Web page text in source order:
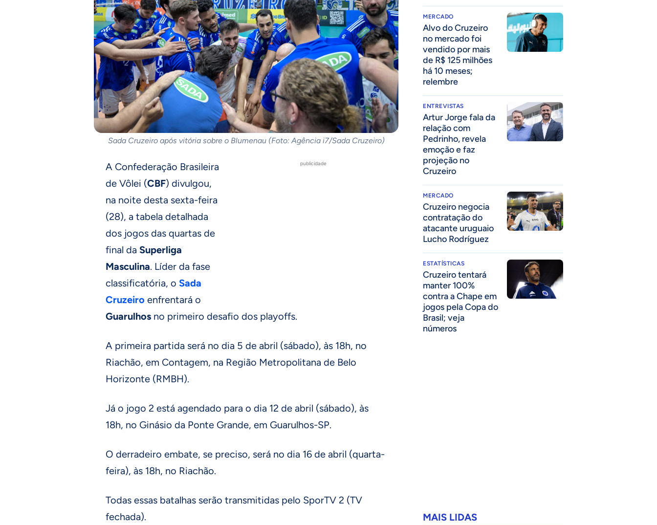
Sada Cruzeiro após vitória sobre o Blumenau (Foto: Agência i7/Sada Cruzeiro)
publicidade
A Confederação Brasileira
de Vôlei (CBF) divulgou,
na noite desta sexta-feira
(28), a tabela detalhada
dos jogos das quartas de
final da Superliga
Masculina. Líder da fase
classificatória, o Sada
Cruzeiro enfrentará o
Guarulhos no primeiro desafio dos playoffs.
A primeira partida será no dia 5 de abril (sábado), às 18h, no
Riachão, em Contagem, na Região Metropolitana de Belo
Horizonte (RMBH).
Já o jogo 2 está agendado para o dia 12 de abril (sábado), às
18h, no Ginásio da Ponte Grande, em Guarulhos-SP.
O derradeiro embate, se preciso, será no dia 16 de abril (quarta-
feira), às 18h, no Riachão.
Todas essas batalhas serão transmitidas pelo SporTV 2 (TV
fechada).
MERCADO
Alvo do Cruzeiro
no mercado foi
vendido por mais
de R$ 125 milhões
há 10 meses;
relembre
ENTREVISTAS
Artur Jorge fala da
relação com
Pedrinho, revela
emoção e faz
projeção no
Cruzeiro
MERCADO
Cruzeiro negocia
contratação do
atacante uruguaio
Lucho Rodríguez
ESTATÍSTICAS
Cruzeiro tentará
manter 100%
contra a Chape em
jogos pela Copa do
Brasil; veja
números
MAIS LIDAS